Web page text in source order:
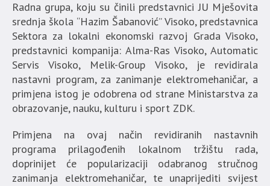
Radna grupa, koju su činili predstavnici JU Mješovita
srednja škola “Hazim Šabanović” Visoko, predstavnica
Sektora za lokalni ekonomski razvoj Grada Visoko,
predstavnici kompanija: Alma-Ras Visoko, Automatic
Servis Visoko, Melik-Group Visoko, je revidirala
nastavni program, za zanimanje elektromehaničar, a
primjena istog je odobrena od strane Ministarstva za
obrazovanje, nauku, kulturu i sport ZDK.
Primjena na ovaj način revidiranih nastavnih
programa prilagođenih lokalnom tržištu rada,
doprinijet će popularizaciji odabranog stručnog
zanimanja elektromehaničar, te unaprijediti svijest